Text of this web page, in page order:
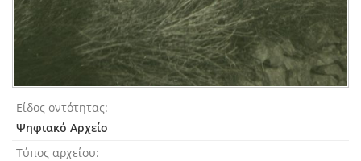
Είδος οντότητας
Ψηφιακό Αρχείο
Τύπος αρχείου